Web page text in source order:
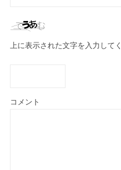
上に表示された文字を入力してく
コメント